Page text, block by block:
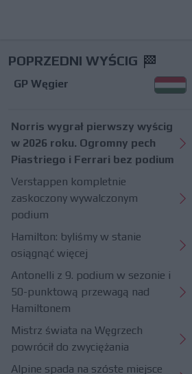
POPRZEDNI WYŚCIG
GP Węgier
Norris wygrał pierwszy wyścig
w 2026 roku. Ogromny pech
Piastriego i Ferrari bez podium
Verstappen kompletnie
zaskoczony wywalczonym
podium
Hamilton: byliśmy w stanie
osiągnąć więcej
Antonelli z 9. podium w sezonie i
50-punktową przewagą nad
Hamiltonem
Mistrz świata na Węgrzech
powrócił do zwyciężania
Alpine spada na szóste miejsce